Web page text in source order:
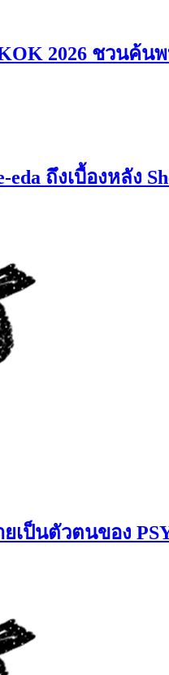
2026 ชวนค้น
ถึงเบื้องหลัง
เป็นตัวตนของ